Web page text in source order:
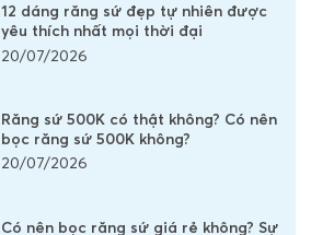
12 dáng răng sứ đẹp tự nhiên được
yêu thích nhất mọi thời đại
20/07/2026
Răng sứ 500K có thật không? Có nên
bọc răng sứ 500K không?
20/07/2026
Có nên bọc răng sứ giá rẻ không? Sự